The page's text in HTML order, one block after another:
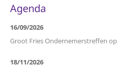
Agenda
16/09/2026
Groot Fries Ondernemerstreffen
18/11/2026